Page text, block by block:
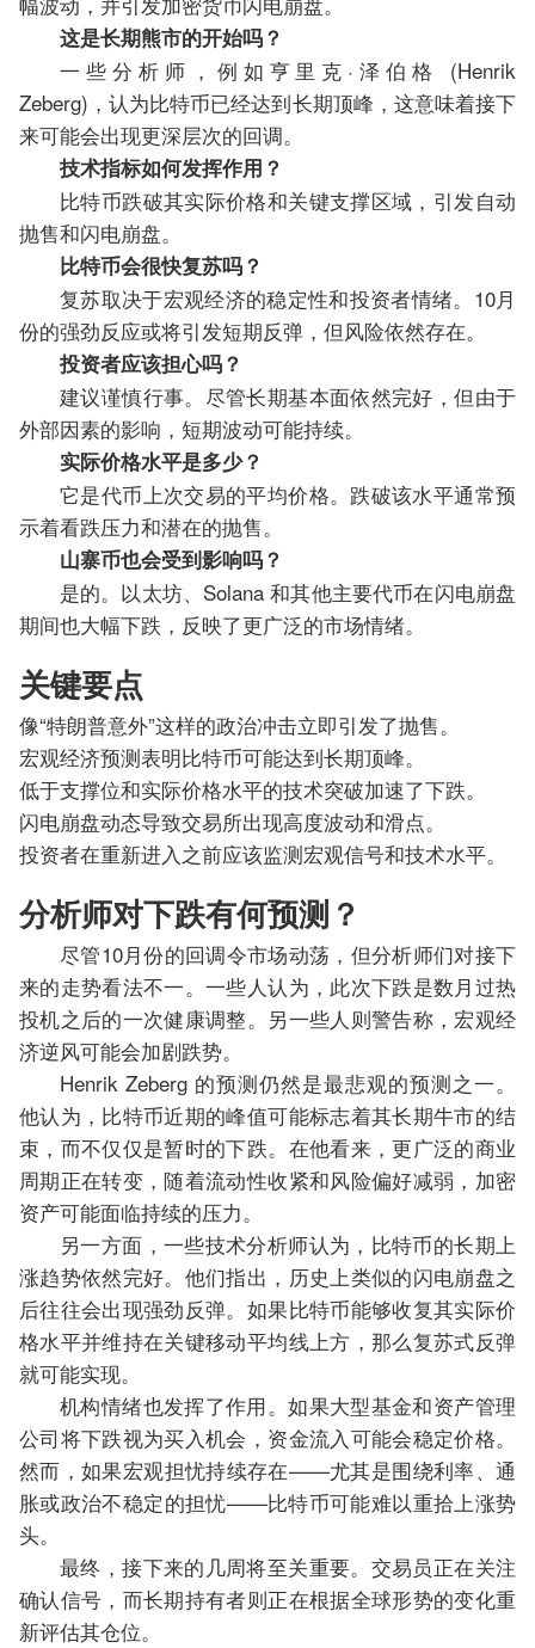
这是长期熊市的开始吗？
一些分析师，例如亨里克·泽伯格 (Henrik
Zeberg)，认为比特币已经达到长期顶峰，这意味着接下
来可能会出现更深层次的回调。
技术指标如何发挥作用？
比特币跌破其实际价格和关键支撑区域，引发自动
抛售和闪电崩盘。
比特币会很快复苏吗？
复苏取决于宏观经济的稳定性和投资者情绪。10月
份的强劲反应或将引发短期反弹，但风险依然存在。
投资者应该担心吗？
建议谨慎行事。尽管长期基本面依然完好，但由于
外部因素的影响，短期波动可能持续。
实际价格水平是多少？
它是代币上次交易的平均价格。跌破该水平通常预
示着看跌压力和潜在的抛售。
山寨币也会受到影响吗？
是的。以太坊、Solana 和其他主要代币在闪电崩盘
期间也大幅下跌，反映了更广泛的市场情绪。
关键要点
像“特朗普意外”这样的政治冲击立即引发了抛售。
宏观经济预测表明比特币可能达到长期顶峰。
低于支撑位和实际价格水平的技术突破加速了下跌。
闪电崩盘动态导致交易所出现高度波动和滑点。
投资者在重新进入之前应该监测宏观信号和技术水平。
分析师对下跌有何预测？
尽管10月份的回调令市场动荡，但分析师们对接下
来的走势看法不一。一些人认为，此次下跌是数月过热
投机之后的一次健康调整。另一些人则警告称，宏观经
济逆风可能会加剧跌势。
Henrik Zeberg 的预测仍然是最悲观的预测之一。
他认为，比特币近期的峰值可能标志着其长期牛市的结
束，而不仅仅是暂时的下跌。在他看来，更广泛的商业
周期正在转变，随着流动性收紧和风险偏好减弱，加密
资产可能面临持续的压力。
另一方面，一些技术分析师认为，比特币的长期上
涨趋势依然完好。他们指出，历史上类似的闪电崩盘之
后往往会出现强劲反弹。如果比特币能够收复其实际价
格水平并维持在关键移动平均线上方，那么复苏式反弹
就可能实现。
机构情绪也发挥了作用。如果大型基金和资产管理
公司将下跌视为买入机会，资金流入可能会稳定价格。
然而，如果宏观担忧持续存在——尤其是围绕利率、通
胀或政治不稳定的担忧——比特币可能难以重拾上涨势
头。
最终，接下来的几周将至关重要。交易员正在关注
确认信号，而长期持有者则正在根据全球形势的变化重
新评估其仓位。